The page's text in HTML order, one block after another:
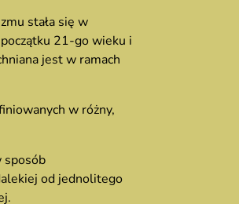
stała się w
21-go wieku i
jest w ramach
w różny,
sposób
od jednolitego